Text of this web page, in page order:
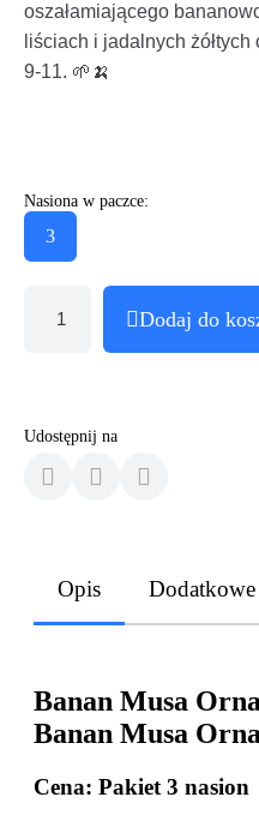
oszałamiającego
liściach i jadalnych
9-11. 🌱🍌
Nasiona w paczce:
3
Dodaj do
Udostępnij na
Opis
Banan Musa
Banan Musa
Cena: Pakiet 3 nasion